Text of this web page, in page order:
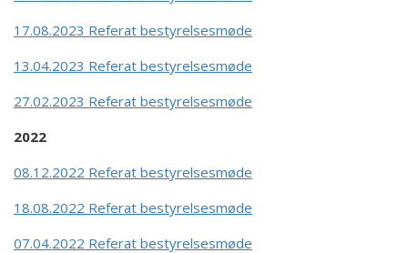
17.08.2023 Referat bestyrelsesmøde
13.04.2023 Referat bestyrelsesmøde
27.02.2023 Referat bestyrelsesmøde
2022
08.12.2022 Referat bestyrelsesmøde
18.08.2022 Referat bestyrelsesmøde
07.04.2022 Referat bestyrelsesmøde